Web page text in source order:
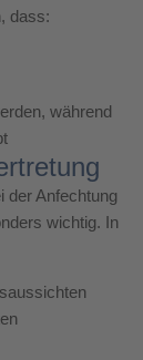
dass:
während
der Anfechtung
wichtig. In